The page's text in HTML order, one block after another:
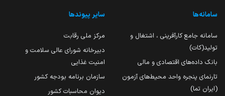
سامانه‌ها
سامانه جامع کارآفرینی ، اشتغال و
تولید(کات)
بانک داده‌های اقتصادی و مالی
تارنمای پنجره واحد محیط‌های آزمون
(ایران تما)
سایر پیوندها
مرکز ملی رقابت
دبیرخانه شورای عالی سلامت و
امنیت غذایی
سازمان برنامه بودجه کشور
دیوان محاسبات کشور